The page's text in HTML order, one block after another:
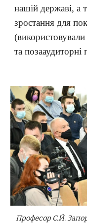
нашій державі, а
зростання для
та позааудиторні
Професор С.Й.